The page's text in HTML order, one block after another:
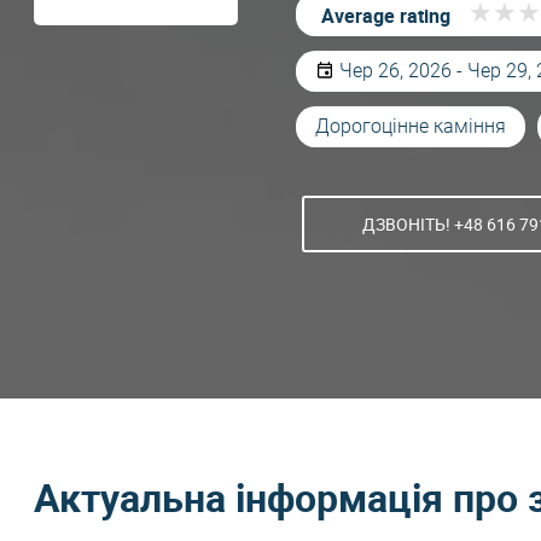
Average rating ★ ★ ★
★ ★ ★
Чер 26, 2026 - Чер 29,
Дорогоцінне каміння
ДЗВОНІТЬ! +48 616
Актуальна інформація про